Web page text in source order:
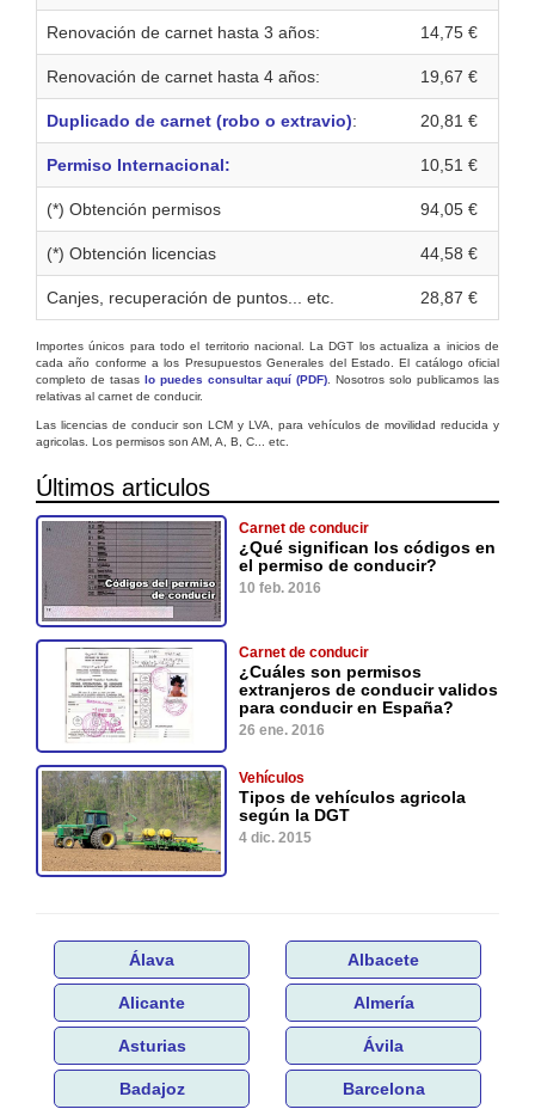
Renovación de carnet hasta 3 años: 14,75 €
Renovación de carnet hasta 4 años: 19,67 €
Duplicado de carnet (robo o extravio): 20,81 €
Permiso Internacional: 10,51 €
(*) Obtención permisos 94,05 €
(*) Obtención licencias 44,58 €
Canjes, recuperación de puntos... etc. 28,87 €
Importes únicos para todo el territorio nacional. La DGT los actualiza a inicios de
cada año conforme a los Presupuestos Generales del Estado. El catálogo oficial
completo de tasas lo puedes consultar aquí (PDF) . Nosotros solo publicamos las
relativas al carnet de conducir.
Las licencias de conducir son LCM y LVA, para vehículos de movilidad reducida y
agricolas. Los permisos son AM, A, B, C... etc.
Últimos articulos
Carnet de conducir
¿Qué significan los códigos en
el permiso de conducir?
10 feb. 2016
Carnet de conducir
¿Cuáles son permisos
extranjeros de conducir validos
para conducir en España?
26 ene. 2016
Vehículos
Tipos de vehículos agricola
según la DGT
4 dic. 2015
Álava Albacete
Alicante Almería
Asturias Ávila
Badajoz Barcelona